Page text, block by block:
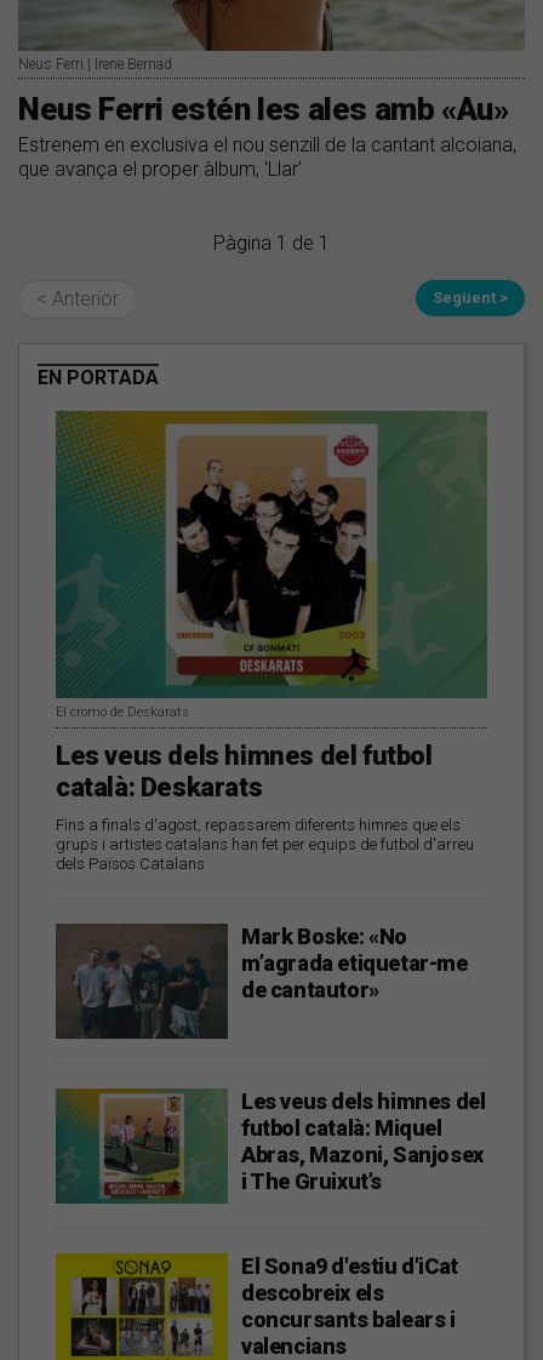
Neus Ferri | Irene Bernad
Neus Ferri estén les ales amb «Au»
Estrenem en exclusiva el nou senzill de la cantant alcoiana,
que avança el proper àlbum, 'Llar'
Pàgina 1 de 1
< Anterior Següent >
EN PORTADA
El cromo de Deskarats
Les veus dels himnes del futbol
català: Deskarats
Fins a finals d'agost, repassarem diferents himnes que els
grups i artistes catalans han fet per equips de futbol d'arreu
dels Països Catalans
Mark Boske: «No
m’agrada etiquetar-me
de cantautor»
Les veus dels himnes del
futbol català: Miquel
Abras, Mazoni, Sanjosex
i The Gruixut’s
El Sona9 d'estiu d'iCat
descobreix els
concursants balears i
valencians